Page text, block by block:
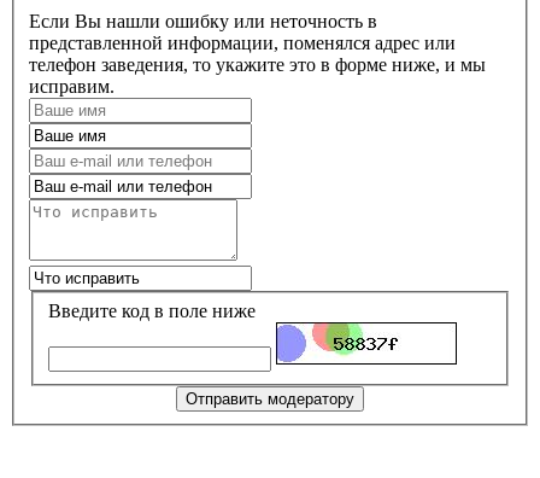
Если Вы нашли ошибку или неточность в
представленной информации, поменялся адрес или
телефон заведения, то укажите это в форме ниже, и мы
исправим.
Введите код в поле ниже
Отправить модератору